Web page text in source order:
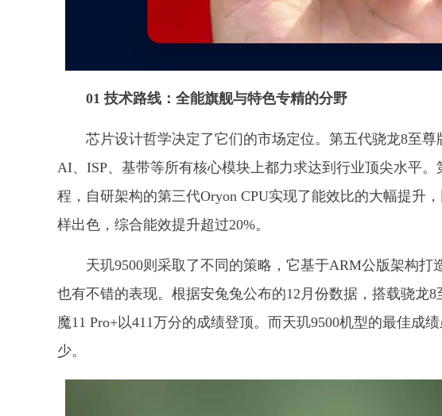
01 技术路线：全能旗舰与特色专精的分野
芯片设计哲学决定了它们的市场定位。第五代骁龙8至尊
AI、ISP、基带等所有核心模块上都力求达到行业顶尖水平
程，自研架构的第三代Oryon CPU实现了能效比的大幅提升
样出色，综合能效提升超过20%。
天玑9500则采取了不同的策略，它基于ARM公版架构
也有不错的表现。根据安兔兔公布的12月份数据，搭载骁龙
魔11 Pro+以411万分的成绩登顶。而天玑9500机型的最佳成
少。